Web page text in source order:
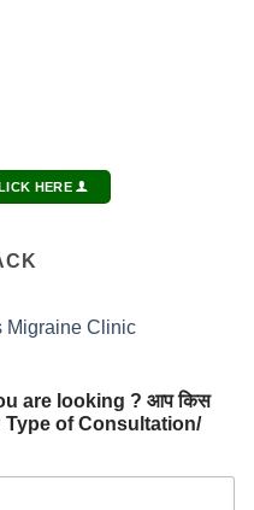
HERE
are looking ? आप किस
? Type of Consultation/